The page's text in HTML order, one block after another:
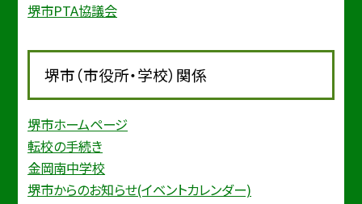
堺市PTA協議会
堺市（市役所・学校）関係
堺市ホームページ
転校の手続き
金岡南中学校
堺市からのお知らせ(イベントカレンダー)